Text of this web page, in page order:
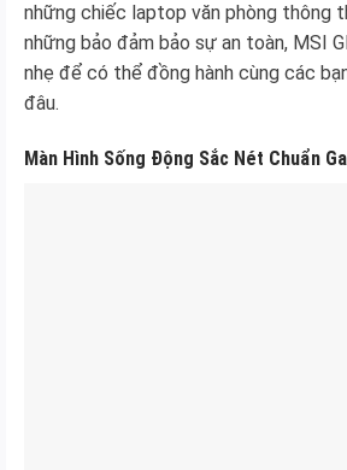
những chiếc laptop văn phòng thông
những bảo đảm bảo sự an toàn, MSI
nhẹ để có thể đồng hành cùng các
đâu.
Màn Hình Sống Động Sắc Nét Chuẩn